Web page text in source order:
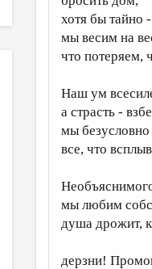
хотя бы тайно
мы весим на
что потеряем,
Наш ум
а страсть -
мы безусловно
все, что
мы любим
душа дрожит,
дерзни!